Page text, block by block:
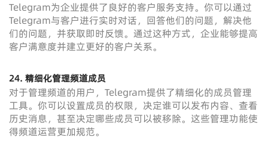
Telegram为企业提供了良好的客户服务支持。你可以通过
Telegram与客户进行实时对话，回答他们的问题，解决他
们的问题，并获取即时反馈。通过这种方式，企业能够提高
客户满意度并建立更好的客户关系。
24. 精细化管理频道成员
对于管理频道的用户，Telegram提供了精细化的成员管理
工具。你可以设置成员的权限，决定谁可以发布内容、查看
历史消息，甚至决定哪些成员可以被移除。这些管理功能使
得频道运营更加规范。